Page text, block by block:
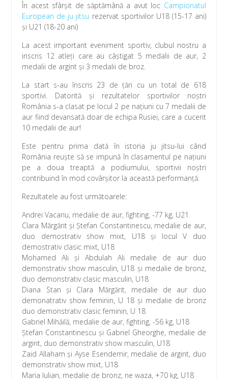
În acest sfârșit de săptămână a avut loc Campionatul
European de ju jitsu rezervat sportivilor U18 (15-17 ani)
și U21 (18-20 ani)
La acest important eveniment sportiv, clubul nostru a
inscris 12 atleți care au câștigat 5 medalii de aur, 2
medalii de argint și 3 medalii de broz.
La start s-au înscris 23 de țări cu un total de 618
sportivi. Datorită și rezultatelor sportivilor noștri
România s-a clasat pe locul 2 pe națiuni cu 7 medalii de
aur fiind devansată doar de echipa Rusiei, care a cucerit
10 medalii de aur!
Este pentru prima dată în istoria ju jitsu-lui când
România reuște să se impună în clasamentul pe națiuni
pe a doua treaptă a podiumului, sportivii noștri
contribuind în mod covârșitor la această performanță.
Rezultatele au fost următoarele:
Andrei Vacariu, medalie de aur, fighting, -77 kg, U21
Clara Mărgărit și Ștefan Constantinescu, medalie de aur,
duo demostrativ show mixt, U18 și locul V duo
demostrativ clasic mixt, U18
Mohamed Ali și Abdulah Ali medalie de aur duo
demonstrativ show masculin, U18 și medalie de bronz,
duo demonstrativ clasic masculin, U18
Diana Stan și Clara Mărgărit, medalie de aur duo
demonatrativ show feminin, U 18 și medalie de bronz
duo demonstrativ clasic feminin, U 18
Gabriel Mihăilă, medalie de aur, fighting, -56 kg, U18
Ștefan Constantinescu și Gabriel Gheorghe, medalie de
argint, duo demonstrativ show masculin, U18
Zaid Allaham și Ayse Esendemir, medalie de argint, duo
demonstrativ show mixt, U18
Maria Iulian, medalie de bronz, ne waza, +70 kg, U18